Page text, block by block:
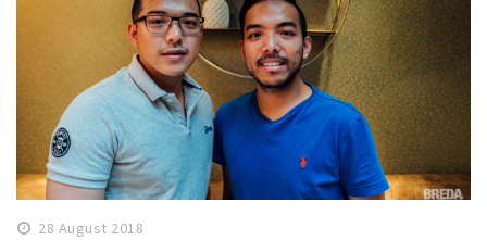
28 August 2018